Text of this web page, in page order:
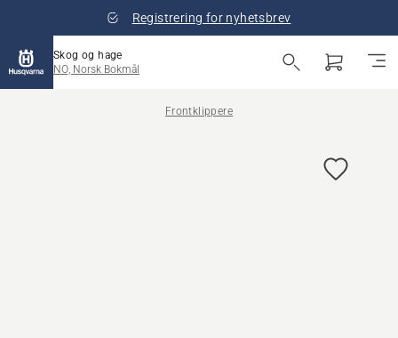
Registrering for nyhetsbrev
Skog og hage
NO, Norsk Bokmål
Frontklippere